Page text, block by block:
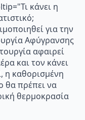
κάνει η
για την
Αφύγρανσης
αφαιρεί
και τον κάνει
η καθορισμένη
θα πρέπει να
θερμοκρασία